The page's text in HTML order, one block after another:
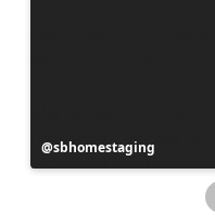
Opslag
offentliggjort
sbhomestaging